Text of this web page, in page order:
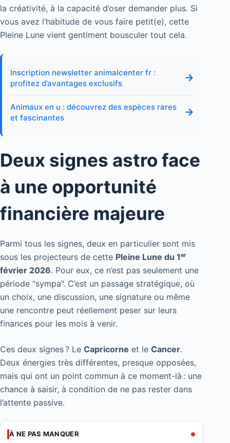
la créativité, à la capacité d’oser demander plus. Si
vous avez l’habitude de vous faire petit(e), cette
Pleine Lune vient gentiment bousculer tout cela.
Inscription newsletter animalcenter fr :
profitez d’avantages exclusifs
→
Animaux en u : découvrez des espèces rares
et fascinantes
→
Deux signes astro face
à une opportunité
financière majeure
Parmi tous les signes, deux en particulier sont mis
sous les projecteurs de cette Pleine Lune du 1ᵉʳ
février 2026. Pour eux, ce n’est pas seulement une
période “sympa”. C’est un passage stratégique, où
un choix, une discussion, une signature ou même
une rencontre peut réellement peser sur leurs
finances pour les mois à venir.
Ces deux signes ? Le Capricorne et le Cancer.
Deux énergies très différentes, presque opposées,
mais qui ont un point commun à ce moment-là : une
chance à saisir, à condition de ne pas rester dans
l’attente passive.
À NE PAS MANQUER